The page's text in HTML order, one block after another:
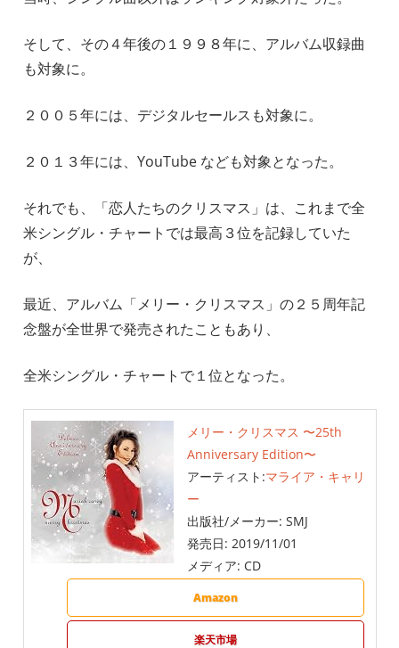
そして、その４年後の１９９８年に、アルバム収録曲
も対象に。
２００５年には、デジタルセールスも対象に。
２０１３年には、YouTube なども対象となった。
それでも、「恋人たちのクリスマス」は、これまで全
米シングル・チャートでは最高３位を記録していた
が、
最近、アルバム「メリー・クリスマス」の２５周年記
念盤が全世界で発売されたこともあり、
全米シングル・チャートで１位となった。
メリー・クリスマス 〜25th
Anniversary Edition〜
アーティスト:マライア・キャリ
ー
出版社/メーカー: SMJ
発売日: 2019/11/01
メディア: CD
Amazon
楽天市場